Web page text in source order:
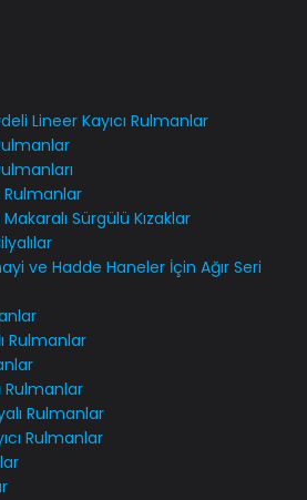
Lineer Kayıcı Rulmanlar
Rulmanlar
Sürgülü Kızaklar
ve Hadde Haneler İçin Ağır Seri
Rulmanlar
Rulmanlar
Rulmanlar
Rulmanlar